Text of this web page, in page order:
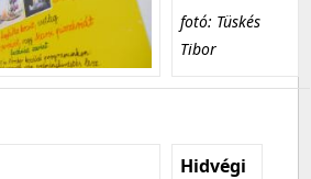
fotó: Tüskés
Tibor
Hidvégi